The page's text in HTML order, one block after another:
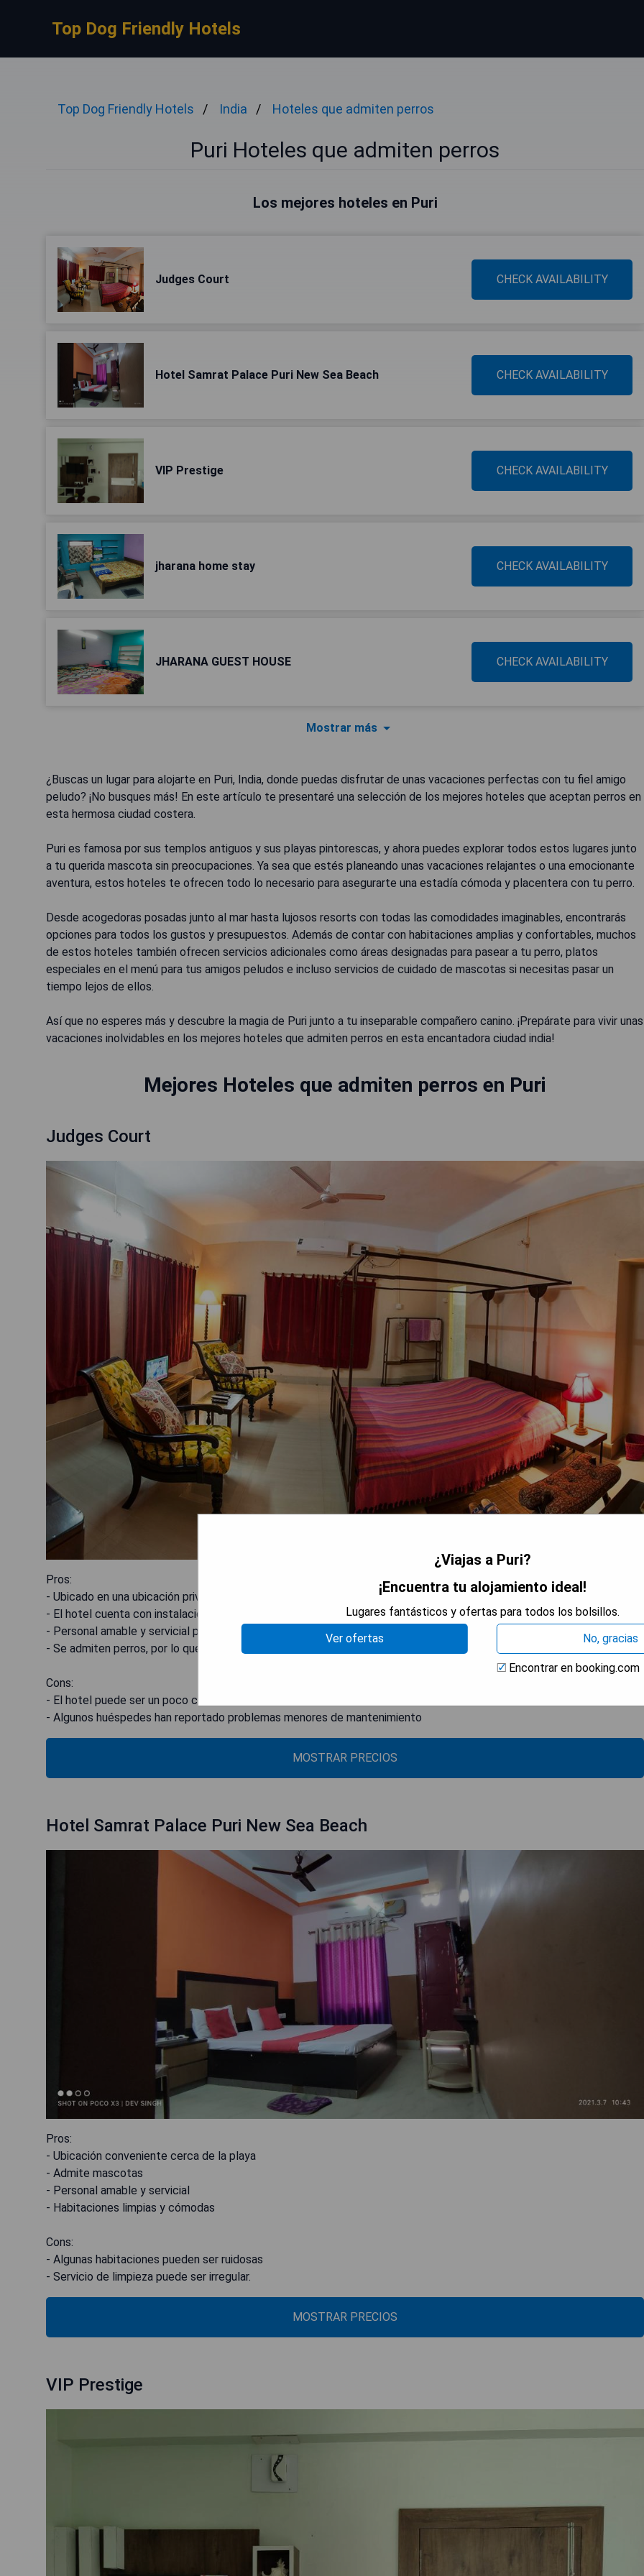
Top Dog Friendly Hotels
Top Dog Friendly Hotels India Hoteles que admiten perros
Puri Hoteles que admiten perros
Los mejores hoteles en Puri
Judges Court CHECK AVAILABILITY
Hotel Samrat Palace Puri New Sea Beach CHECK AVAILABILITY
VIP Prestige CHECK AVAILABILITY
jharana home stay CHECK AVAILABILITY
JHARANA GUEST HOUSE CHECK AVAILABILITY
Mostrar más
¿Buscas un lugar para alojarte en Puri, India, donde puedas disfrutar de unas vacaciones perfectas con tu fiel amigo
peludo? ¡No busques más! En este artículo te presentaré una selección de los mejores hoteles que aceptan perros en
esta hermosa ciudad costera.
Puri es famosa por sus templos antiguos y sus playas pintorescas, y ahora puedes explorar todos estos lugares junto
a tu querida mascota sin preocupaciones. Ya sea que estés planeando unas vacaciones relajantes o una emocionante
aventura, estos hoteles te ofrecen todo lo necesario para asegurarte una estadía cómoda y placentera con tu perro.
Desde acogedoras posadas junto al mar hasta lujosos resorts con todas las comodidades imaginables, encontrarás
opciones para todos los gustos y presupuestos. Además de contar con habitaciones amplias y confortables, muchos
de estos hoteles también ofrecen servicios adicionales como áreas designadas para pasear a tu perro, platos
especiales en el menú para tus amigos peludos e incluso servicios de cuidado de mascotas si necesitas pasar un
tiempo lejos de ellos.
Así que no esperes más y descubre la magia de Puri junto a tu inseparable compañero canino. ¡Prepárate para vivir unas
vacaciones inolvidables en los mejores hoteles que admiten perros en esta encantadora ciudad india!
Mejores Hoteles que admiten perros en Puri
Judges Court
Pros:
- Ubicado en una ubicación privilegiada cerca de la Playa Puri
- El hotel cuenta con instalaciones modernas y elegantes habitaciones
- Personal amable y servicial para brindar una experiencia acogedora
- Se admiten perros, por lo que no tienes que dejar a tu mascota en casa
Cons:
- El hotel puede ser un poco caro en comparación con otras opciones en la zona
- Algunos huéspedes han reportado problemas menores de mantenimiento
MOSTRAR PRECIOS
Hotel Samrat Palace Puri New Sea Beach
Pros:
- Ubicación conveniente cerca de la playa
- Admite mascotas
- Personal amable y servicial
- Habitaciones limpias y cómodas
Cons:
- Algunas habitaciones pueden ser ruidosas
- Servicio de limpieza puede ser irregular.
MOSTRAR PRECIOS
VIP Prestige
¿Viajas a Puri?
¡Encuentra tu alojamiento ideal!
Lugares fantásticos y ofertas para todos los bolsillos.
Ver ofertas
No, gracias
Encontrar en booking.com